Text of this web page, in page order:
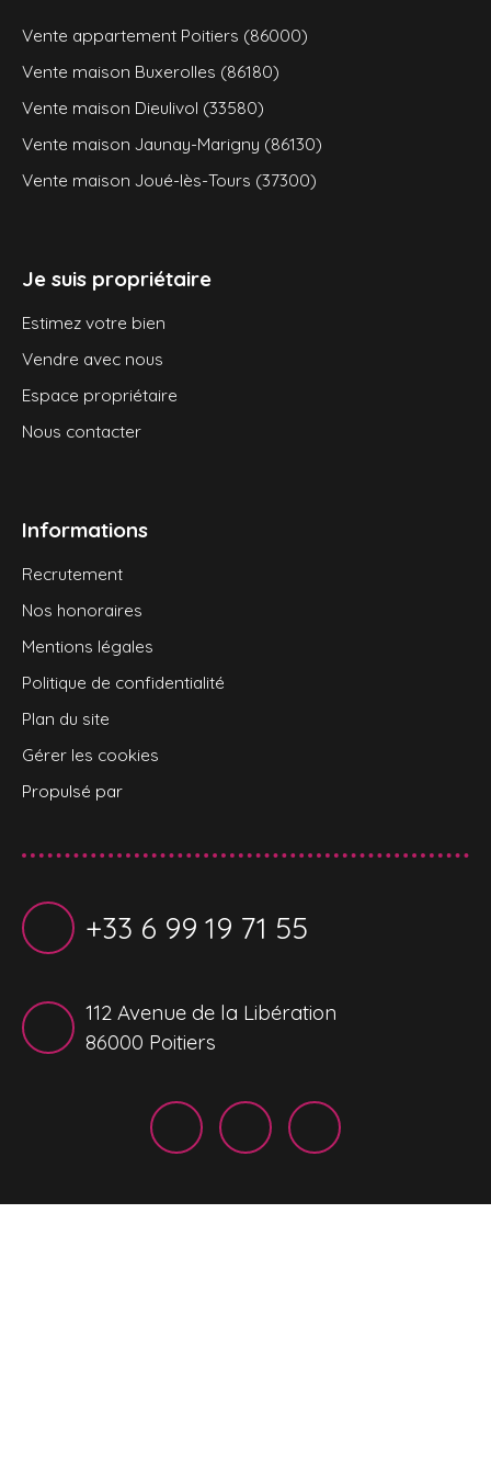
Vente appartement Poitiers (86000)
Vente maison Buxerolles (86180)
Vente maison Dieulivol (33580)
Vente maison Jaunay-Marigny (86130)
Vente maison Joué-lès-Tours (37300)
Je suis propriétaire
Estimez votre bien
Vendre avec nous
Espace propriétaire
Nous contacter
Informations
Recrutement
Nos honoraires
Mentions légales
Politique de confidentialité
Plan du site
Gérer les cookies
Propulsé par
+33 6 99 19 71 55
112 Avenue de la Libération
86000 Poitiers